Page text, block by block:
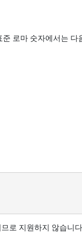
로마 숫자에서는
로 지원하지 않습니